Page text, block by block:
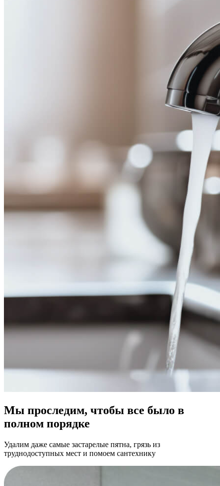
Мы проследим, чтобы все было в
полном порядке
Удалим даже самые застарелые пятна, грязь из
труднодоступных мест и помоем сантехнику